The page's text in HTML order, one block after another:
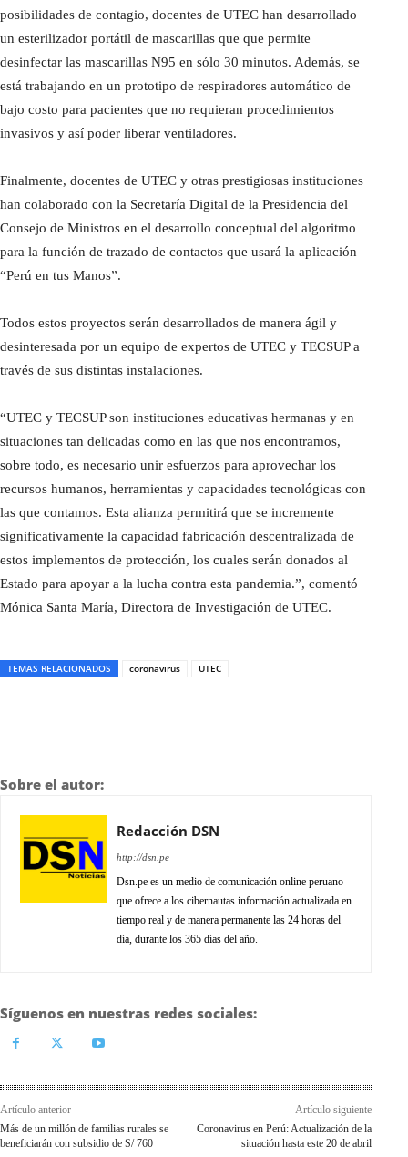
posibilidades de contagio, docentes de UTEC han desarrollado
un esterilizador portátil de mascarillas que que permite
desinfectar las mascarillas N95 en sólo 30 minutos. Además, se
está trabajando en un prototipo de respiradores automático de
bajo costo para pacientes que no requieran procedimientos
invasivos y así poder liberar ventiladores.
Finalmente, docentes de UTEC y otras prestigiosas instituciones
han colaborado con la Secretaría Digital de la Presidencia del
Consejo de Ministros en el desarrollo conceptual del algoritmo
para la función de trazado de contactos que usará la aplicación
“Perú en tus Manos”.
Todos estos proyectos serán desarrollados de manera ágil y
desinteresada por un equipo de expertos de UTEC y TECSUP a
través de sus distintas instalaciones.
“UTEC y TECSUP son instituciones educativas hermanas y en
situaciones tan delicadas como en las que nos encontramos,
sobre todo, es necesario unir esfuerzos para aprovechar los
recursos humanos, herramientas y capacidades tecnológicas con
las que contamos. Esta alianza permitirá que se incremente
significativamente la capacidad fabricación descentralizada de
estos implementos de protección, los cuales serán donados al
Estado para apoyar a la lucha contra esta pandemia.”, comentó
Mónica Santa María, Directora de Investigación de UTEC.
TEMAS RELACIONADOS coronavirus UTEC
Sobre el autor:
Redacción DSN
http://dsn.pe
Dsn.pe es un medio de comunicación online peruano
que ofrece a los cibernautas información actualizada en
tiempo real y de manera permanente las 24 horas del
día, durante los 365 días del año.
Síguenos en nuestras redes sociales:
Artículo anterior
Más de un millón de familias rurales se
beneficiarán con subsidio de S/ 760
Artículo siguiente
Coronavirus en Perú: Actualización de la
situación hasta este 20 de abril